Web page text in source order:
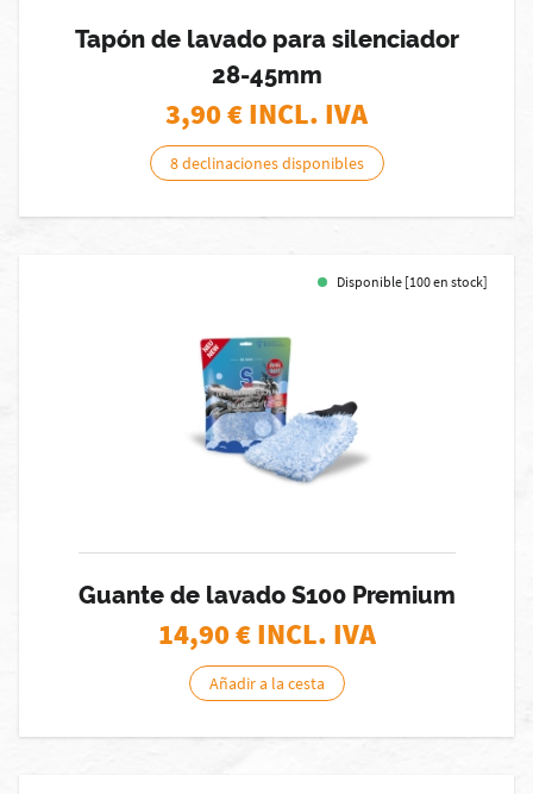
Tapón de lavado para silenciador
28-45mm
3,90€ INCL. IVA
8 declinaciones disponibles
Disponible [100 en stock]
Guante de lavado S100 Premium
14,90€ INCL. IVA
Añadir a la cesta